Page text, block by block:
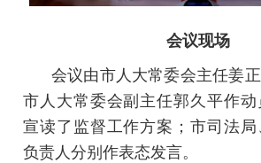
会议现场
会议由市人大常委会主任姜
市人大常委会副主任郭久平作
宣读了监督工作方案；市司法
负责人分别作表态发言。